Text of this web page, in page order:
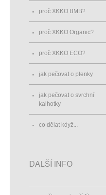
proč XKKO BMB?
proč XKKO Organic?
proč XKKO ECO?
jak pečovat o plenky
jak pečovat o svrchní
kalhotky
co dělat když...
DALŠÍ INFO